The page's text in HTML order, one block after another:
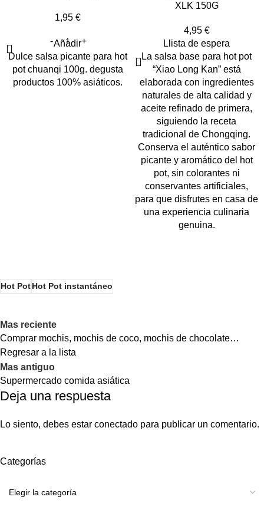
1,95 €
Añadir
Dulce salsa picante para hot
pot chuanqi 100g. degusta
productos 100% asiáticos.
XLK 150G
4,95 €
Llista de espera
La salsa base para hot pot
“Xiao Long Kan” está
elaborada con ingredientes
naturales de alta calidad y
aceite refinado de primera,
siguiendo la receta
tradicional de Chongqing.
Conserva el auténtico sabor
picante y aromático del hot
pot, sin colorantes ni
conservantes artificiales,
para que disfrutes en casa de
una experiencia culinaria
genuina.
Hot PotHot Pot instantáneo
Mas reciente
Comprar mochis, mochis de coco, mochis de chocolate…
Regresar a la lista
Mas antiguo
Supermercado comida asiática
Deja una respuesta
Lo siento, debes estar conectado para publicar un comentario.
Categorías